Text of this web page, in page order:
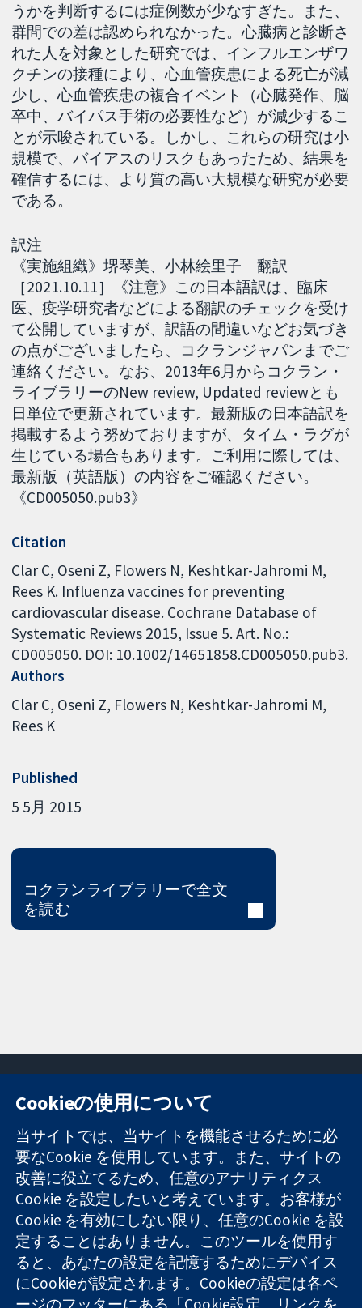
うかを判断するには症例数が少なすぎた。また、
群間での差は認められなかった。心臓病と診断さ
れた人を対象とした研究では、インフルエンザワ
クチンの接種により、心血管疾患による死亡が減
少し、心血管疾患の複合イベント（心臓発作、脳
卒中、バイパス手術の必要性など）が減少するこ
とが示唆されている。しかし、これらの研究は小
規模で、バイアスのリスクもあったため、結果を
確信するには、より質の高い大規模な研究が必要
である。
訳注
《実施組織》堺琴美、小林絵里子 翻訳
［2021.10.11］《注意》この日本語訳は、臨床
医、疫学研究者などによる翻訳のチェックを受け
て公開していますが、訳語の間違いなどお気づき
の点がございましたら、コクランジャパンまでご
連絡ください。なお、2013年6月からコクラン・
ライブラリーのNew review, Updated reviewとも
日単位で更新されています。最新版の日本語訳を
掲載するよう努めておりますが、タイム・ラグが
生じている場合もあります。ご利用に際しては、
最新版（英語版）の内容をご確認ください。
《CD005050.pub3》
Citation
Clar C, Oseni Z, Flowers N, Keshtkar-Jahromi M,
Rees K. Influenza vaccines for preventing
cardiovascular disease. Cochrane Database of
Systematic Reviews 2015, Issue 5. Art. No.:
CD005050. DOI: 10.1002/14651858.CD005050.pub3.
Authors
Clar C Oseni Z Flowers N Keshtkar-Jahromi M
Rees K
Published
5 5月 2015
コクランライブラリーで全文
を読む
信頼できるエビ
デンスと
情報に基づく意
思決定により
健康のさらなる
向上へ
11-13 Cavendish
Square
London
W1G 0AN
United Kingdom
お問い合わせ
ニュース
広報
コクランにつ
いて
採用
Cochrane
Library
Cookieの使用について
当サイトでは、当サイトを機能させるために必
要なCookie を使用しています。また、サイトの
改善に役立てるため、任意のアナリティクス
Cookie を設定したいと考えています。お客様が
Cookie を有効にしない限り、任意のCookie を設
定することはありません。このツールを使用す
ると、あなたの設定を記憶するためにデバイス
にCookieが設定されます。Cookieの設定は各ペ
ージのフッターにある「Cookie設定」リンクを